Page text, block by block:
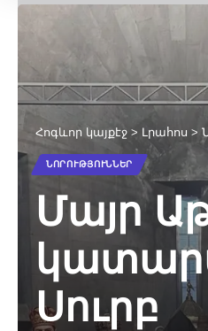
Հոգևոր կայքէջ > Լրահոս >
ՆՈՐՈՒԹՅՈՒՆՆԵՐ
Մայր
Սուրբ